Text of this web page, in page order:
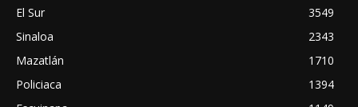
El Sur
3549
Sinaloa
2343
Mazatlán
1710
Policiaca
1394